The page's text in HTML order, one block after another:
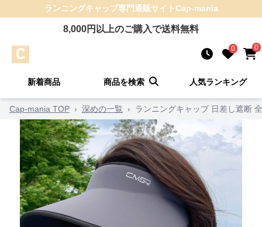
ランニングキャップ専門通販サイトCap-mania
8,000円以上のご購入で送料無料
0 0
新着商品 商品を検索 人気ランキング
Cap-mania TOP › 深めの一覧 › ランニングキャップ 日差し遮断